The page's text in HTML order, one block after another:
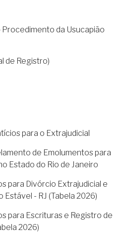
da Usucapião
de Registro)
para o Extrajudicial
de Emolumentos para
Estado do Rio de Janeiro
para Divórcio Extrajudicial e
Estável - RJ (Tabela 2026)
para Escrituras e Registro de
2026)